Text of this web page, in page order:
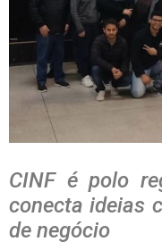
CINF é polo
conecta ideias
de negócio